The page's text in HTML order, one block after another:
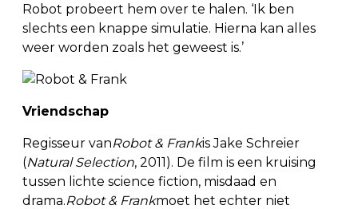
Robot probeert hem over te halen. ‘Ik ben
slechts een knappe simulatie. Hierna kan alles
weer worden zoals het geweest is.’
Vriendschap
Regisseur vanRobot & Frankis Jake Schreier
(Natural Selection, 2011). De film is een kruising
tussen lichte science fiction, misdaad en
drama.Robot & Frankmoet het echter niet